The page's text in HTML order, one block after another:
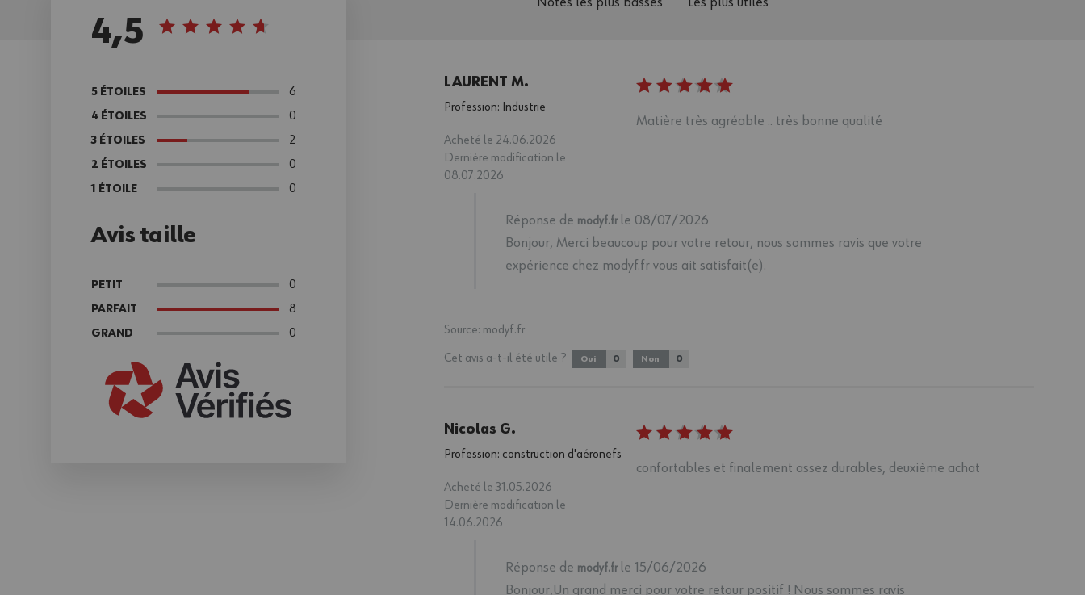
4,5
5 ÉTOILES 6
4 ÉTOILES 0
3 ÉTOILES 2
2 ÉTOILES 0
1 ÉTOILE 0
Avis taille
PETIT 0
PARFAIT 8
GRAND 0
LAURENT M.
Profession: Industrie
Acheté le 24.06.2026
Dernière modification le
08.07.2026
Matière très agréable .. très bonne qualité
Réponse de modyf.fr le 08/07/2026
Bonjour, Merci beaucoup pour votre retour, nous sommes ravis que votre
expérience chez modyf.fr vous ait satisfait(e).
Source: modyf.fr
Cet avis a-t-il été utile ? Oui 0 Non 0
Nicolas G.
Profession: construction d'aéronefs
Acheté le 31.05.2026
Dernière modification le
14.06.2026
confortables et finalement assez durables, deuxième achat
Réponse de modyf.fr le 15/06/2026
Bonjour,Un grand merci pour votre retour positif ! Nous sommes ravis